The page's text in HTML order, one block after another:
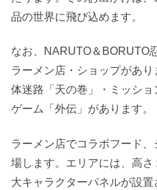
品の世界に飛び込めます。
なお、NARUTO＆BORUTO
ラーメン店・ショップがあ
体迷路「天の巻」・ミッシ
ゲーム「外伝」があります。
ラーメン店でコラボフード
場します。エリアには、高
大キャラクターパネルが設